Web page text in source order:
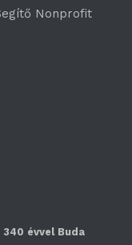
Nonprofit
évvel Buda